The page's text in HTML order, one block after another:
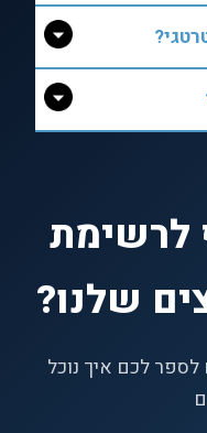
לרשימת
שלנו?
לספר לכם איך נוכל